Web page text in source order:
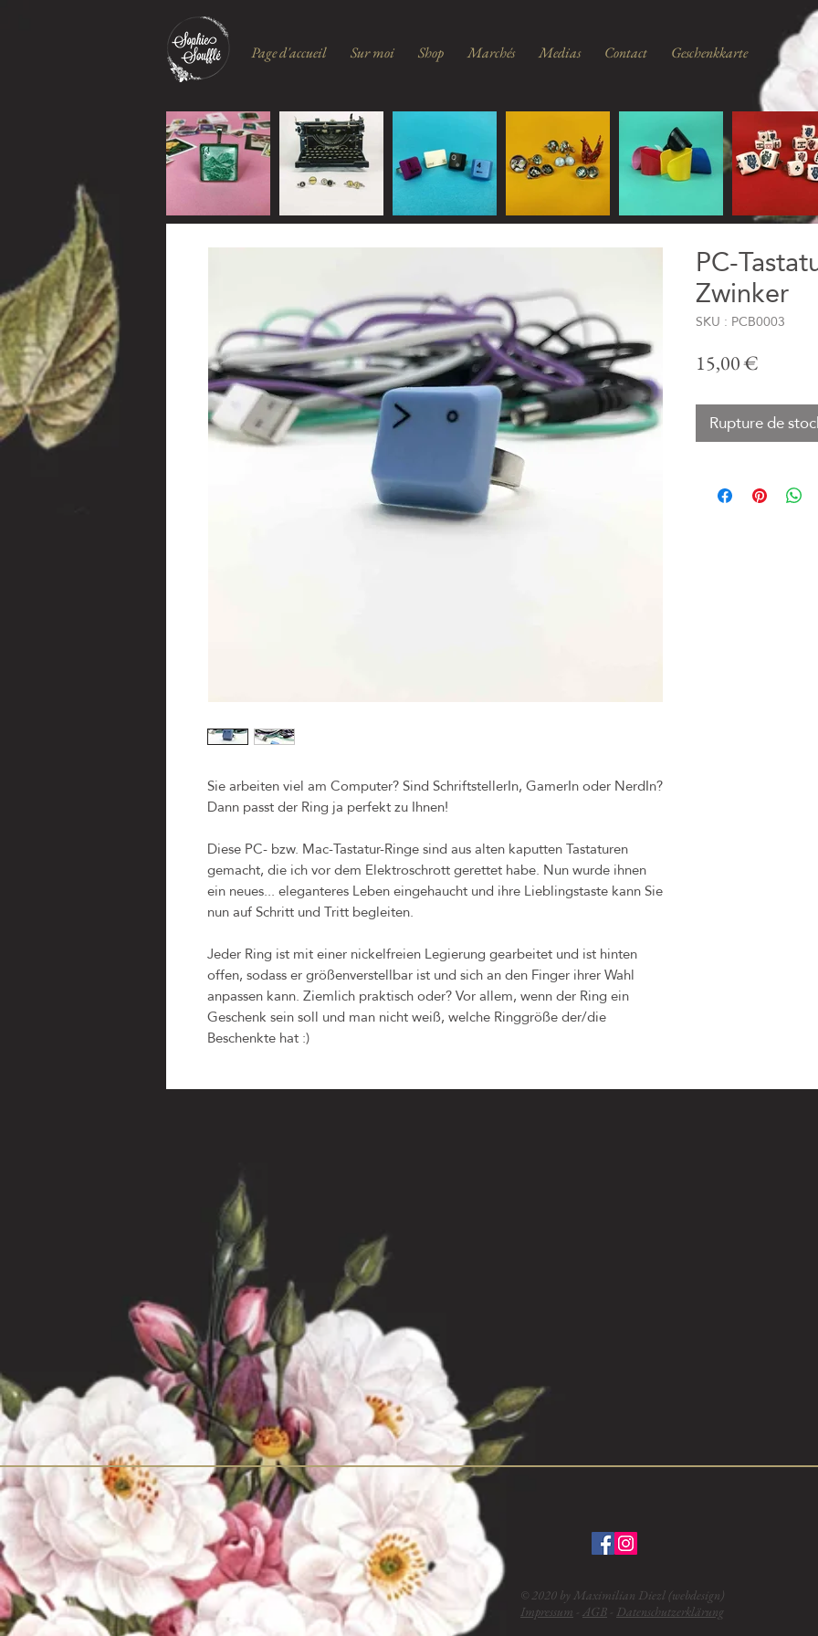
Page d'accueil Sur moi Shop Marchés Medias Contact Geschenkkarte
Sie arbeiten viel am Computer? Sind SchriftstellerIn, GamerIn oder NerdIn?
Dann passt der Ring ja perfekt zu Ihnen!
Diese PC- bzw. Mac-Tastatur-Ringe sind aus alten kaputten Tastaturen
gemacht, die ich vor dem Elektroschrott gerettet habe. Nun wurde ihnen
ein neues... eleganteres Leben eingehaucht und ihre Lieblingstaste kann Sie
nun auf Schritt und Tritt begleiten.
Jeder Ring ist mit einer nickelfreien Legierung gearbeitet und ist hinten
offen, sodass er größenverstellbar ist und sich an den Finger ihrer Wahl
anpassen kann. Ziemlich praktisch oder? Vor allem, wenn der Ring ein
Geschenk sein soll und man nicht weiß, welche Ringgröße der/die
Beschenkte hat :)
PC-
Zwinker
SKU : PCB0003
15,00 €
Rupture de
© 2020 by Maximilian Diezl (webdesign)
Impressum
AGB Datenschutzerklärung